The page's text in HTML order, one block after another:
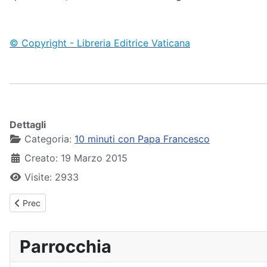
© Copyright - Libreria Editrice Vaticana
Dettagli
Categoria: 10 minuti con Papa Francesco
Creato: 19 Marzo 2015
Visite: 2933
Articolo precedente: Papa Francesco - Udienza Generale - 18-
Prec
Parrocchia